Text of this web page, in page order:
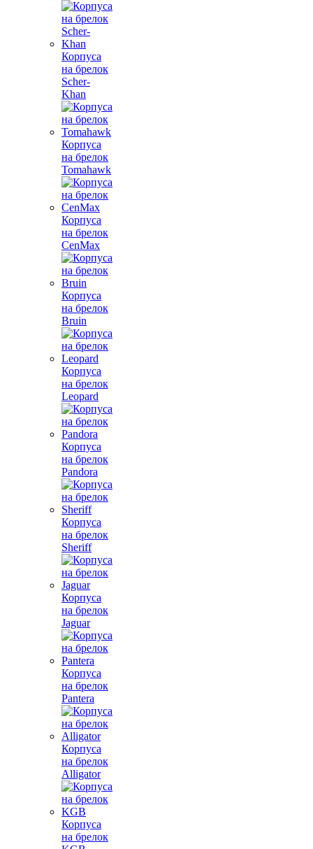
Корпуса
на брелок
Scher-
Khan
Корпуса
на брелок
Tomahawk
Корпуса
на брелок
CenMax
Корпуса
на брелок
Bruin
Корпуса
на брелок
Leopard
Корпуса
на брелок
Pandora
Корпуса
на брелок
Sheriff
Корпуса
на брелок
Jaguar
Корпуса
на брелок
Pantera
Корпуса
на брелок
Alligator
Корпуса
на брелок